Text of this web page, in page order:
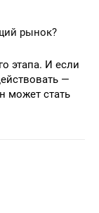
рынок?
этапа. И если
—
может стать